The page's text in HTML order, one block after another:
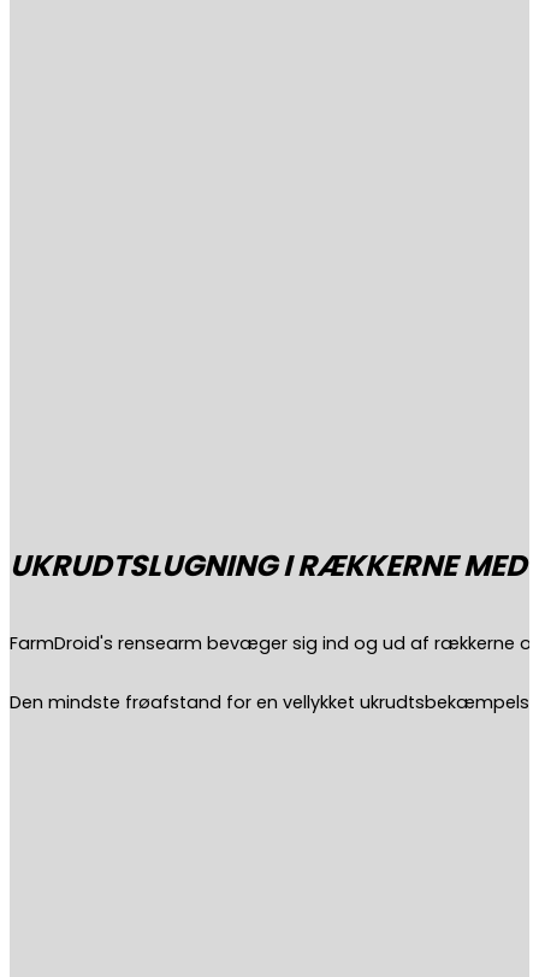
UKRUDTSLUGNING I RÆKKERNE MED
FarmDroid's rensearm bevæger sig ind og ud af rækkerne
Den mindste frøafstand for en vellykket